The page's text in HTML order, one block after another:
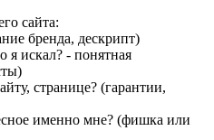
сайта:
бренда, дескрипт)
я искал? - понятная
странице? (гарантии,
именно мне? (фишка или